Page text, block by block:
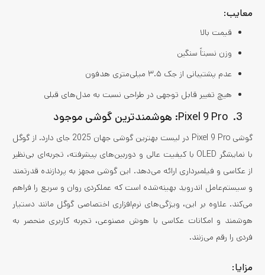
معایب:
قیمت بالا
وزن نسبتاً سنگین
عدم پشتیبانی از جک ۳.۵ میلی‌متری هدفون
هیچ تغییر قابل توجهی در طراحی نسبت به مدل‌های قبلی
3. Pixel 9 Pro: هوشمندترین گوشی موجود
گوشی Pixel 9 Pro در لیست بهترین گوشی جهان 2025 جای دارد. از گوگل
با نمایشگر OLED با کیفیت عالی و دوربین‌های پیشرفته، تجربه‌ای بی‌نظیر
از عکاسی و فیلمبرداری ارائه می‌دهد. این گوشی مجهز به پردازنده قدرتمند
و سیستم‌عامل اندروید بهینه‌شده است که عملکردی روان و سریع را فراهم
می‌کند. علاوه بر این، ویژگی‌های نرم‌افزاری اختصاصی گوگل مانند دستیار
هوشمند و امکانات عکاسی با هوش مصنوعی، تجربه کاربری منحصر به
فردی را رقم می‌زنند.
مزایا: